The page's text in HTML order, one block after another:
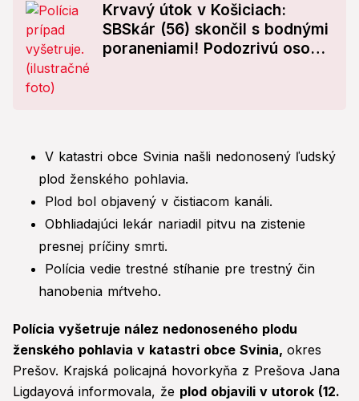
Krvavý útok v Košiciach:
SBSkár (56) skončil s bodnými
poraneniami! Podozrivú osobu
V katastri obce Svinia našli nedonosený ľudský
plod ženského pohlavia.
Plod bol objavený v čistiacom kanáli.
Obhliadajúci lekár nariadil pitvu na zistenie
presnej príčiny smrti.
Polícia vedie trestné stíhanie pre trestný čin
hanobenia mŕtveho.
Polícia vyšetruje nález nedonoseného plodu
ženského pohlavia v katastri obce Svinia, okres
Prešov. Krajská policajná hovorkyňa z Prešova Jana
Ligdayová informovala, že plod objavili v utorok (12.